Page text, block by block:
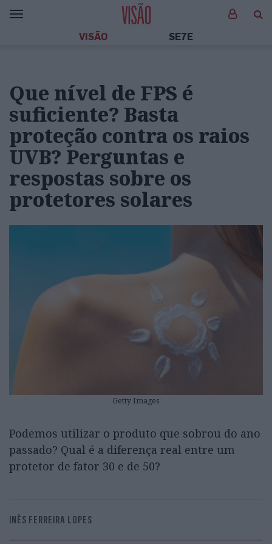
VISÃO SE7E
Que nível de FPS é
suficiente? Basta
proteção contra os raios
UVB? Perguntas e
respostas sobre os
protetores solares
Getty Images
Podemos utilizar o produto que sobrou do ano
passado? Qual é a diferença real entre um
protetor de fator 30 e de 50?
INÊS FERREIRA LOPES